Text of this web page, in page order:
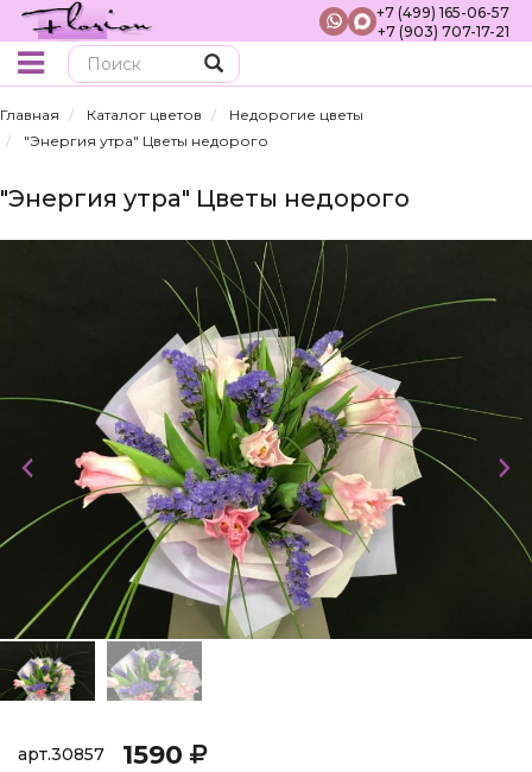
+7 (499) 165-06-57
+7 (903) 707-17-21
Главная Каталог цветов
Недорогие цветы
"Энергия утра" Цветы недорого
"Энергия утра" Цветы недорого
арт.30857 1590